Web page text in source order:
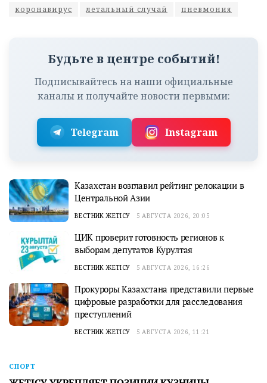
коронавирус
летальный случай пневмония
Будьте в центре событий!
Подписывайтесь на наши официальные
каналы и получайте новости первыми:
Telegram Instagram
Казахстан возглавил рейтинг релокации в
Центральной Азии
ВЕСТНИК ЖЕТІСУ 5 АВГУСТА 2026, 20:05
ЦИК проверит готовность регионов к
выборам депутатов Курултая
ВЕСТНИК ЖЕТІСУ 5 АВГУСТА 2026, 16:26
Прокуроры Казахстана представили первые
цифровые разработки для расследования
преступлений
ВЕСТНИК ЖЕТІСУ 5 АВГУСТА 2026, 11:21
СПОРТ